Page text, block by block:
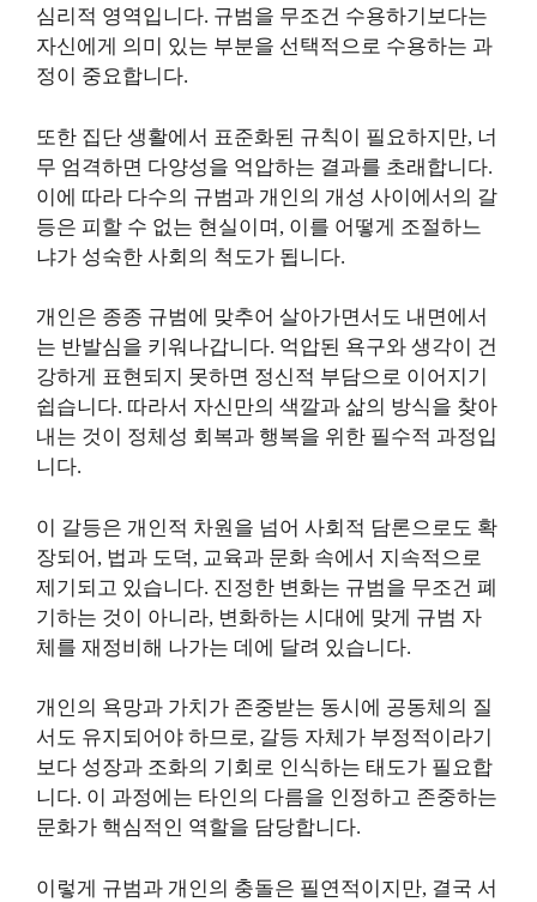
심리적 영역입니다. 규범을 무조건 수용하기보다는
자신에게 의미 있는 부분을 선택적으로 수용하는 과
정이 중요합니다.
또한 집단 생활에서 표준화된 규칙이 필요하지만, 너
무 엄격하면 다양성을 억압하는 결과를 초래합니다.
이에 따라 다수의 규범과 개인의 개성 사이에서의 갈
등은 피할 수 없는 현실이며, 이를 어떻게 조절하느
냐가 성숙한 사회의 척도가 됩니다.
개인은 종종 규범에 맞추어 살아가면서도 내면에서
는 반발심을 키워나갑니다. 억압된 욕구와 생각이 건
강하게 표현되지 못하면 정신적 부담으로 이어지기
쉽습니다. 따라서 자신만의 색깔과 삶의 방식을 찾아
내는 것이 정체성 회복과 행복을 위한 필수적 과정입
니다.
이 갈등은 개인적 차원을 넘어 사회적 담론으로도 확
장되어, 법과 도덕, 교육과 문화 속에서 지속적으로
제기되고 있습니다. 진정한 변화는 규범을 무조건 폐
기하는 것이 아니라, 변화하는 시대에 맞게 규범 자
체를 재정비해 나가는 데에 달려 있습니다.
개인의 욕망과 가치가 존중받는 동시에 공동체의 질
서도 유지되어야 하므로, 갈등 자체가 부정적이라기
보다 성장과 조화의 기회로 인식하는 태도가 필요합
니다. 이 과정에는 타인의 다름을 인정하고 존중하는
문화가 핵심적인 역할을 담당합니다.
이렇게 규범과 개인의 충돌은 필연적이지만, 결국 서